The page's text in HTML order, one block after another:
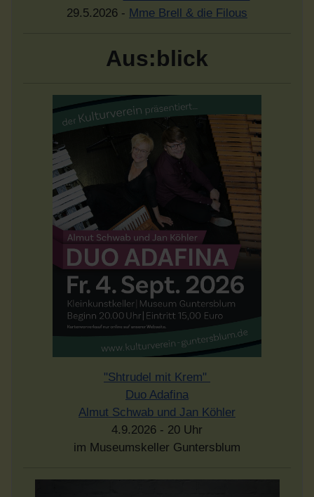
29.5.2026 - Mme Brell & die Filous
Aus:blick
"Shtrudel mit Krem"
Duo Adafina
Almut Schwab und Jan Köhler
4.9.2026 - 20 Uhr
im Museumskeller Guntersblum